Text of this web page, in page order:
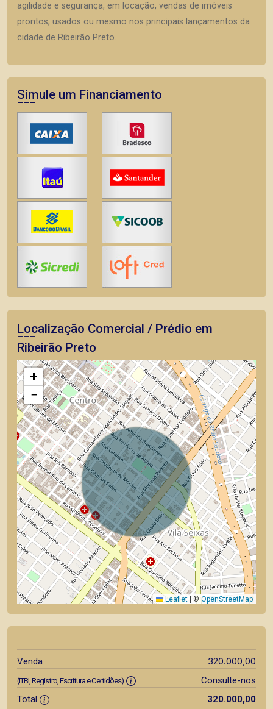
agilidade e segurança, em locação, vendas de imóveis
prontos, usados ou mesmo nos principais lançamentos da
cidade de Ribeirão Preto.
Simule um Financiamento
Localização Comercial / Prédio em
Ribeirão Preto
+
−
Leaflet © OpenStreetMap
Venda 320.000,00
(ITBI, Registro, Escritura e Certidões)
Consulte-nos
Total
320.000,00